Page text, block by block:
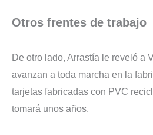
Otros frentes de trabajo
De otro lado, Arrastía le reveló a
avanzan a toda marcha en la
tarjetas fabricadas con PVC
tomará unos años.